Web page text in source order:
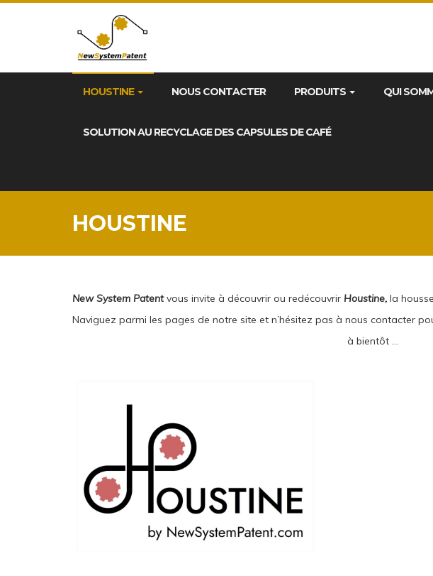
HOUSTINE NOUS CONTACTER PRODUITS QUI
SOLUTION AU RECYCLAGE DES CAPSULES DE CAFÉ
HOUSTINE
New System Patent vous invite à découvrir ou redécouvrir Houstine, la
Naviguez parmi les pages de notre site et n’hésitez pas à nous contacter
à bientôt …